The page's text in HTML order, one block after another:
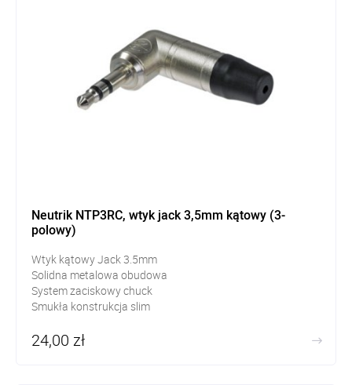
Neutrik NTP3RC, wtyk jack 3,5mm kątowy (3-
polowy)
Wtyk kątowy Jack 3.5mm
Solidna metalowa obudowa
System zaciskowy chuck
Smukła konstrukcja slim
24,00 zł